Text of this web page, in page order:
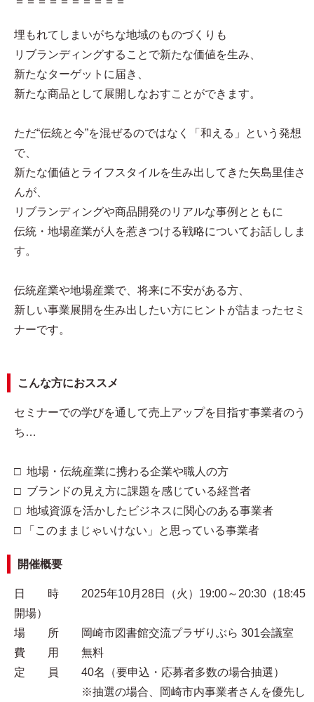
埋もれてしまいがちな地域のものづくりも
リブランディングすることで新たな価値を生み、
新たなターゲットに届き、
新たな商品として展開しなおすことができます。
ただ“伝統と今”を混ぜるのではなく「和える」という発想
で、
新たな価値とライフスタイルを生み出してきた矢島里佳さ
んが、
リブランディングや商品開発のリアルな事例とともに
伝統・地場産業が人を惹きつける戦略についてお話ししま
す。
伝統産業や地場産業で、将来に不安がある方、
新しい事業展開を生み出したい方にヒントが詰まったセミ
ナーです。
こんな方におススメ
セミナーでの学びを通して売上アップを目指す事業者のう
ち…
□ 地場・伝統産業に携わる企業や職人の方
□ ブランドの見え方に課題を感じている経営者
□ 地域資源を活かしたビジネスに関心のある事業者
□ 「このままじゃいけない」と思っている事業者
開催概要
日 時 2025年10月28日（火）19:00～20:30（18:45
開場）
場 所 岡崎市図書館交流プラザりぶら 301会議室
費 用 無料
定 員 40名（要申込・応募者多数の場合抽選）
※抽選の場合、岡崎市内事業者さんを優先し